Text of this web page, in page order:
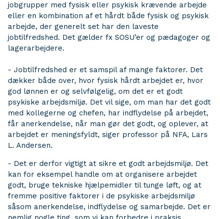
jobgrupper med fysisk eller psykisk krævende arbejde
eller en kombination af et hårdt både fysisk og psykisk
arbejde, der generelt set har den laveste
jobtilfredshed. Det gælder fx SOSU’er og pædagoger og
lagerarbejdere.
- Jobtilfredshed er et samspil af mange faktorer. Det
dækker både over, hvor fysisk hårdt arbejdet er, hvor
god lønnen er og selvfølgelig, om det er et godt
psykiske arbejdsmiljø. Det vil sige, om man har det godt
med kollegerne og chefen, har indflydelse på arbejdet,
får anerkendelse, når man gør det godt, og oplever, at
arbejdet er meningsfyldt, siger professor på NFA, Lars
L. Andersen.
- Det er derfor vigtigt at sikre et godt arbejdsmiljø. Det
kan for eksempel handle om at organisere arbejdet
godt, bruge tekniske hjælpemidler til tunge løft, og at
fremme positive faktorer i de psykiske arbejdsmiljø
såsom anerkendelse, indflydelse og samarbejde. Det er